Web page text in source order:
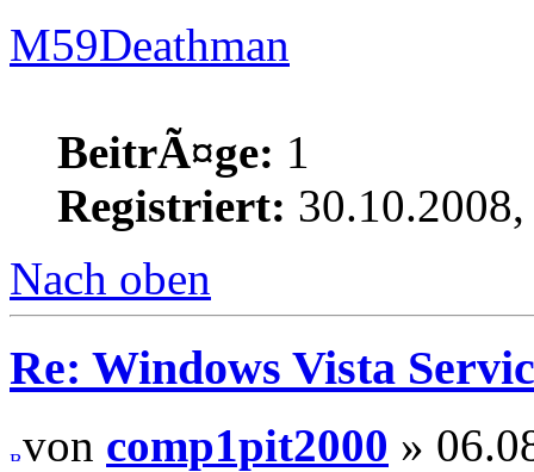
M59Deathman
BeitrÃ¤ge: 1
Registriert:
Nach oben
Re: Windows Vista
von comp1pit2000 »